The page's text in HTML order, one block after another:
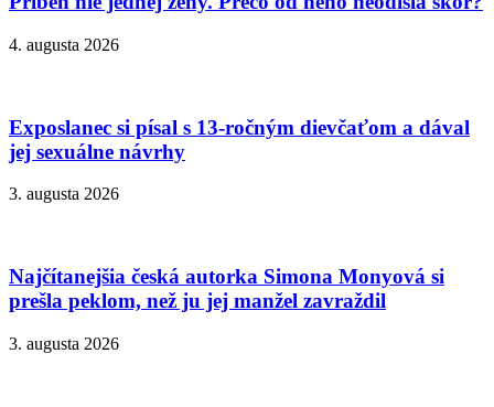
4. augusta 2026
Exposlanec si písal s 13-ročným dievčaťom a dával
jej sexuálne návrhy
3. augusta 2026
Najčítanejšia česká autorka Simona Monyová si
prešla peklom, než ju jej manžel zavraždil
3. augusta 2026